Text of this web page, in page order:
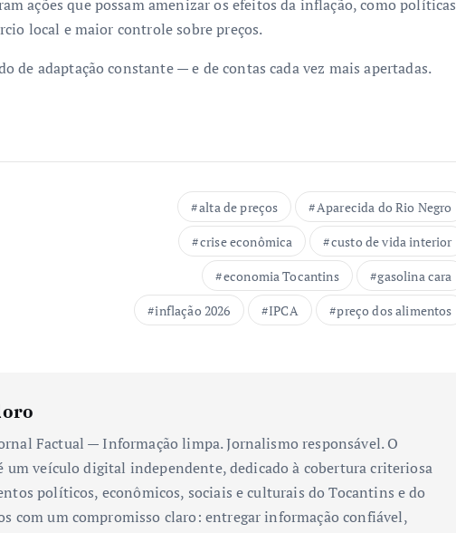
ações que possam amenizar os efeitos da inflação, como políticas
local e maior controle sobre preços.
de adaptação constante — e de contas cada vez mais apertadas.
alta de preços
Aparecida do Rio Negro
crise econômica
custo de vida interior
economia Tocantins
gasolina cara
inflação 2026
IPCA preço dos alimentos
Factual — Informação limpa. Jornalismo responsável. O
um veículo digital independente, dedicado à cobertura criteriosa
políticos, econômicos, sociais e culturais do Tocantins e do
com um compromisso claro: entregar informação confiável,